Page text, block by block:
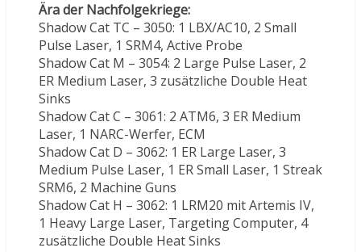
Ära der Nachfolgekriege:
Shadow Cat TC – 3050: 1 LBX/AC10, 2 Small
Pulse Laser, 1 SRM4, Active Probe
Shadow Cat M – 3054: 2 Large Pulse Laser, 2
ER Medium Laser, 3 zusätzliche Double Heat
Sinks
Shadow Cat C – 3061: 2 ATM6, 3 ER Medium
Laser, 1 NARC-Werfer, ECM
Shadow Cat D – 3062: 1 ER Large Laser, 3
Medium Pulse Laser, 1 ER Small Laser, 1 Streak
SRM6, 2 Machine Guns
Shadow Cat H – 3062: 1 LRM20 mit Artemis IV,
1 Heavy Large Laser, Targeting Computer, 4
zusätzliche Double Heat Sinks